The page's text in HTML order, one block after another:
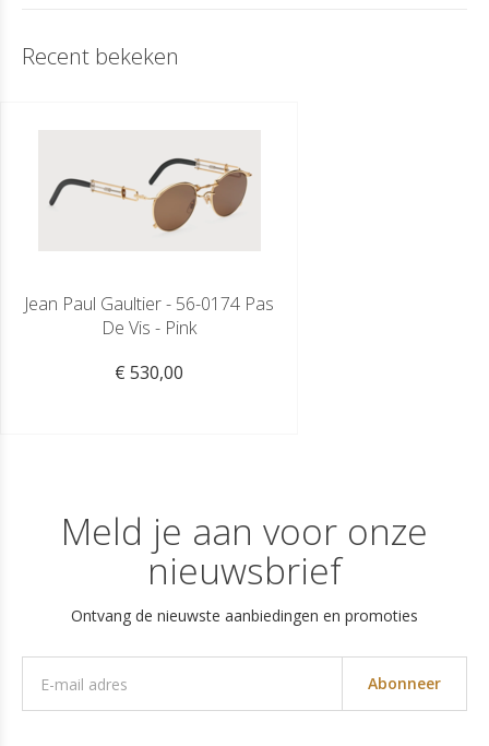
Recent bekeken
Jean Paul Gaultier - 56-0174 Pas
De Vis - Pink
€ 530,00
Meld je aan voor onze
nieuwsbrief
Ontvang de nieuwste aanbiedingen en promoties
Abonneer